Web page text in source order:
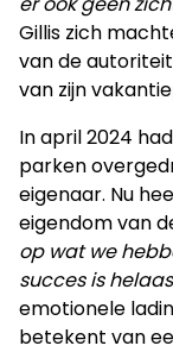
Gillis zich
van de
van zijn
In april 2024
parken
eigenaar. Nu
eigendom van
op wat we
succes is
emotionele
betekent van